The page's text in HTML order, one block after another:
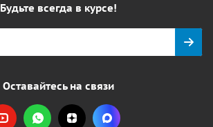
Будьте всегда в курсе!
Оставайтесь на связи